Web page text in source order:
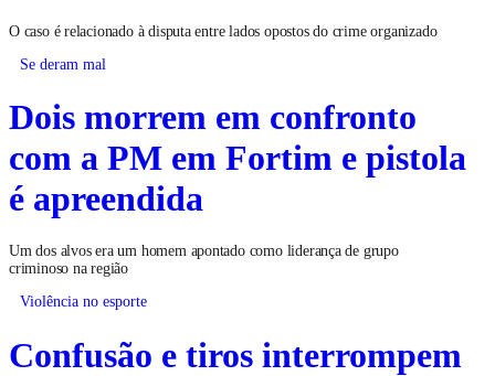
O caso é relacionado à disputa entre lados opostos do crime organizado
Se deram mal
Dois morrem em confronto
com a PM em Fortim e pistola
é apreendida
Um dos alvos era um homem apontado como liderança de grupo
criminoso na região
Violência no esporte
Confusão e tiros interrompem